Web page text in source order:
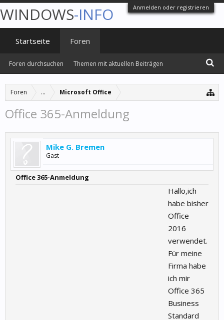
Anmelden oder registrieren
Foren ... Microsoft Office
Office 365-Anmeldung
Mike G. Bremen
Gast
Office 365-Anmeldung
Hallo,ich
habe bisher
Office
2016
verwendet.
Für meine
Firma habe
ich mir
Office 365
Business
Standard
WINDOWS-INFO
Startseite Foren
Foren durchsuchen Themen mit aktuellen Beiträgen